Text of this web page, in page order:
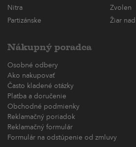
Nitra
Zvolen
Partizánske
Žiar
Nákupný poradca
Osobné odbery
Ako nakupovať
Často kladené otázky
Platba a doručenie
Obchodné podmienky
Reklamačný poriadok
Reklamačný formulár
Formulár na odstúpenie od zmluvy